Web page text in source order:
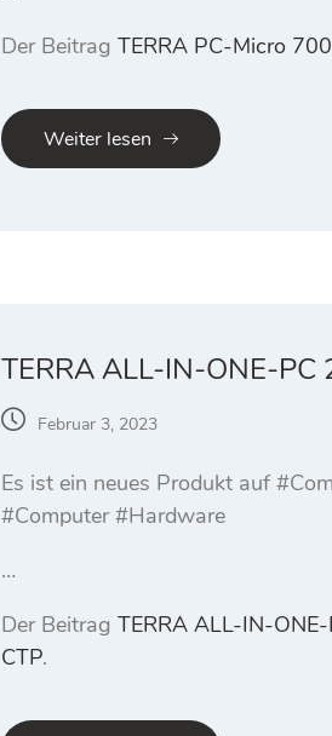
Der Beitrag TERRA PC-Micro
Weiter lesen
TERRA ALL-IN-ONE-PC
Februar 3, 2023
Es ist ein neues Produkt auf
#Computer #Hardware
…
Der Beitrag TERRA ALL-IN-
CTP.